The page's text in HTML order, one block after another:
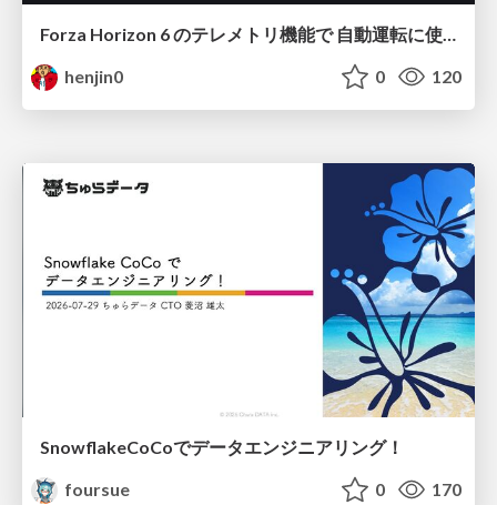
henjin0
0 120
SnowflakeCoCoでデータエンジニアリング！
foursue
0 170